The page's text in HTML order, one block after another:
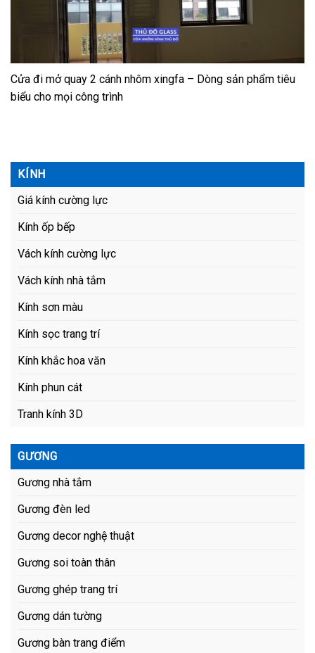
Cửa đi mở quay 2 cánh nhôm xingfa – Dòng sản phẩm tiêu
biểu cho mọi công trình
KÍNH
Giá kính cường lực
Kính ốp bếp
Vách kính cường lực
Vách kính nhà tắm
Kính sơn màu
Kính sọc trang trí
Kính khắc hoa văn
Kính phun cát
Tranh kính 3D
GƯƠNG
Gương nhà tắm
Gương đèn led
Gương decor nghệ thuật
Gương soi toàn thân
Gương ghép trang trí
Gương dán tường
Gương bàn trang điểm